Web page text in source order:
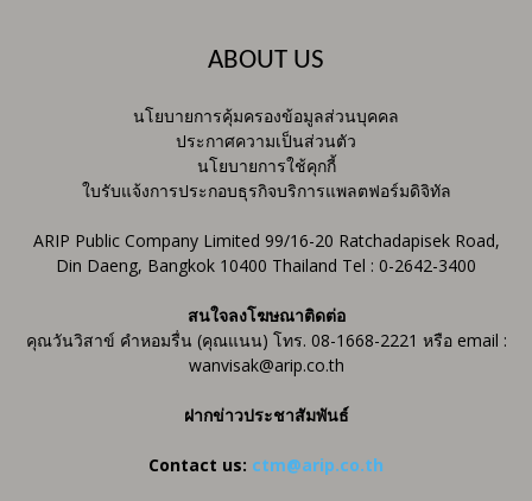
ABOUT US
นโยบายการคุ้มครองข้อมูลส่วนบุคคล
ประกาศความเป็นส่วนตัว
นโยบายการใช้คุกกี้
ใบรับแจ้งการประกอบธุรกิจบริการแพลตฟอร์มดิจิทัล
ARIP Public Company Limited 99/16-20 Ratchadapisek Road,
Din Daeng, Bangkok 10400 Thailand Tel : 0-2642-3400
สนใจลงโฆษณาติดต่อ
คุณวันวิสาข์ คำหอมรื่น (คุณแนน) โทร. 08-1668-2221 หรือ email :
wanvisak@arip.co.th
ฝากข่าวประชาสัมพันธ์
Contact us: ctm@arip.co.th